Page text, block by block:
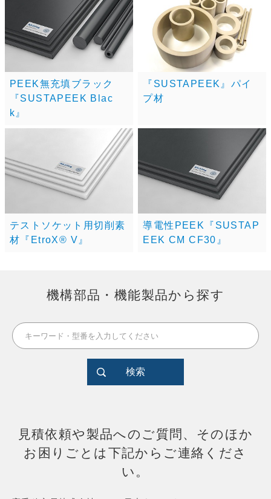
PEEK無充填ブラック
『SUSTAPEEK Blac
k』
『SUSTAPEEK』パイ
プ材
テストソケット用切削素
材『EtroX® V』
導電性PEEK『SUSTAP
EEK CM CF30』
機構部品・機能製品から探す
検索
見積依頼や製品へのご質問、そのほか
お困りごとは下記からご連絡くださ
い。